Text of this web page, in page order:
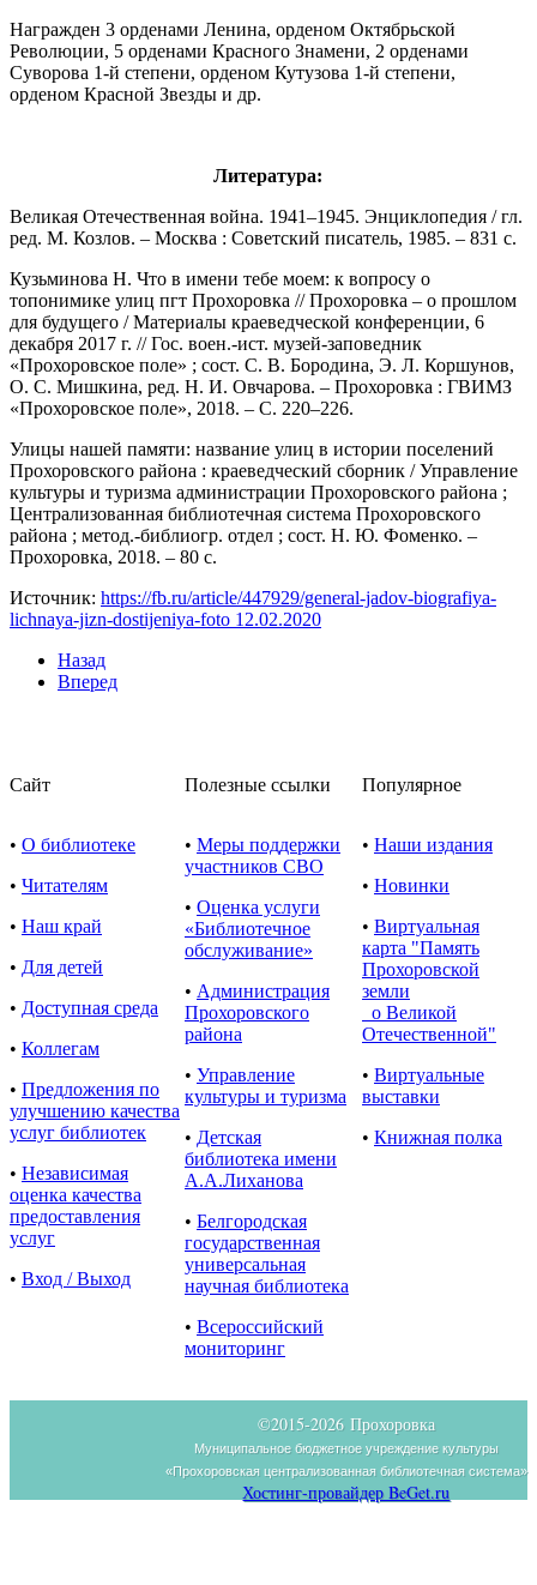
Награжден 3 орденами Ленина, орденом Октябрьской
Революции, 5 орденами Красного Знамени, 2 орденами
Суворова 1-й степени, орденом Кутузова 1-й степени,
орденом Красной Звезды и др.
Литература:
Великая Отечественная война. 1941–1945. Энциклопедия / гл.
ред. М. Козлов. – Москва : Советский писатель, 1985. – 831 с.
Кузьминова Н. Что в имени тебе моем: к вопросу о
топонимике улиц пгт Прохоровка // Прохоровка – о прошлом
для будущего / Материалы краеведческой конференции, 6
декабря 2017 г. // Гос. воен.-ист. музей-заповедник
«Прохоровское поле» ; сост. С. В. Бородина, Э. Л. Коршунов,
О. С. Мишкина, ред. Н. И. Овчарова. – Прохоровка : ГВИМЗ
«Прохоровское поле», 2018. – С. 220–226.
Улицы нашей памяти: название улиц в истории поселений
Прохоровского района : краеведческий сборник / Управление
культуры и туризма администрации Прохоровского района ;
Централизованная библиотечная система Прохоровского
района ; метод.-библиогр. отдел ; сост. Н. Ю. Фоменко. –
Прохоровка, 2018. – 80 с.
Источник: https://fb.ru/article/447929/general-jadov-biografiya-
lichnaya-jizn-dostijeniya-foto 12.02.2020
Назад
Вперед
Сайт Полезные ссылки Популярное
• О библиотеке
• Читателям
• Наш край
• Для детей
• Доступная среда
• Коллегам
• Предложения по
улучшению качества
услуг библиотек
• Независимая
оценка качества
предоставления
услуг
• Вход / Выход
• Меры поддержки
участников СВО
• Оценка услуги
«Библиотечное
обслуживание»
• Администрация
Прохоровского
района
• Управление
культуры и туризма
• Детская
библиотека имени
А.А.Лиханова
• Белгородская
государственная
универсальная
научная библиотека
• Всероссийский
мониторинг
• Наши издания
• Новинки
• Виртуальная
карта "Память
Прохоровской
земли
о Великой
Отечественной"
• Виртуальные
выставки
• Книжная полка
©2015-2026 Прохоровка
Муниципальное бюджетное учреждение культуры
«Прохоровская централизованная библиотечная система»
Хостинг-провайдер BeGet.ru